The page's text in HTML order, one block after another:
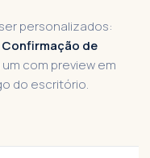
personalizados:
de
um com preview em
do escritório.